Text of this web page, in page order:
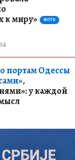
к миру»
ФОТО
портам Одессы
у каждой